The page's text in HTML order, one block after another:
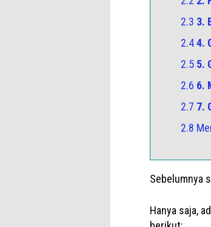
2.3 3.
2.44.
2.5 5.
2.6 6.
2.7 7.
2.8
Sebelumnya
Hanya saja,